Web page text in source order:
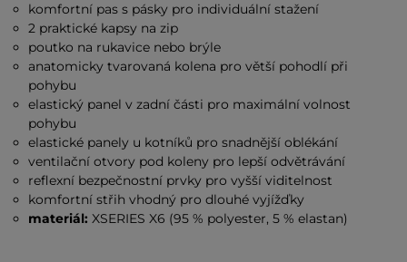
komfortní pas s pásky pro individuální stažení
2 praktické kapsy na zip
poutko na rukavice nebo brýle
anatomicky tvarovaná kolena pro větší pohodlí při
pohybu
elastický panel v zadní části pro maximální volnost
pohybu
elastické panely u kotníků pro snadnější oblékání
ventilační otvory pod koleny pro lepší odvětrávání
reflexní bezpečnostní prvky pro vyšší viditelnost
komfortní střih vhodný pro dlouhé vyjížďky
materiál:XSERIES X6 (95 % polyester, 5 % elastan)